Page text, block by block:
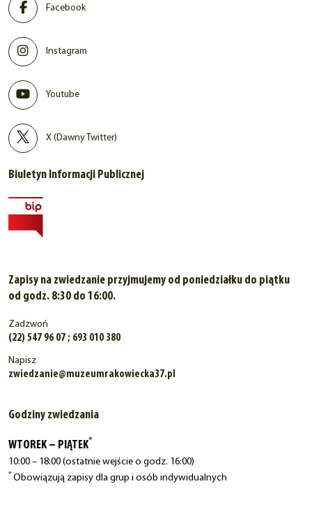
Facebook
Instagram
Youtube
X (Dawny Twitter)
Biuletyn Informacji Publicznej
Zapisy na zwiedzanie przyjmujemy od poniedziałku do piątku
od godz. 8:30 do 16:00.
Zadzwoń
(22) 547 96 07 ; 693 010 380
Napisz
zwiedzanie@muzeumrakowiecka37.pl
Godziny zwiedzania
WTOREK – PIĄTEK*
10:00 – 18:00 (ostatnie wejście o godz. 16:00)
* Obowiązują zapisy dla grup i osób indywidualnych